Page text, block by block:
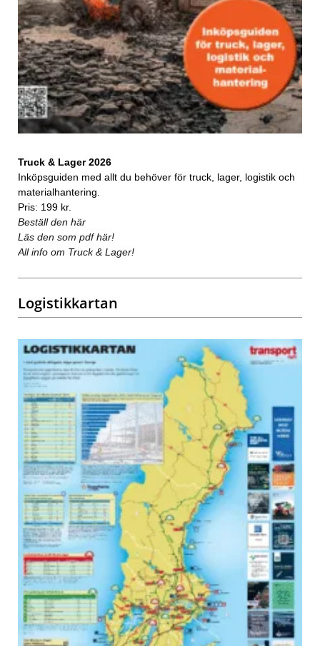
Truck & Lager 2026
Inköpsguiden med allt du behöver för truck, lager, logistik och
materialhantering.
Pris: 199 kr.
Beställ den här
Läs den som pdf här!
All info om Truck & Lager!
Logistikkartan